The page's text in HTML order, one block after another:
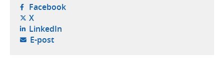
Facebook- öppnas i ny flik, extern webbplats,
X- öppnas i ny flik, extern webbplats,
LinkedIn- öppnas i ny flik, extern webbplats,
E-post- öppnar din e-postklient,